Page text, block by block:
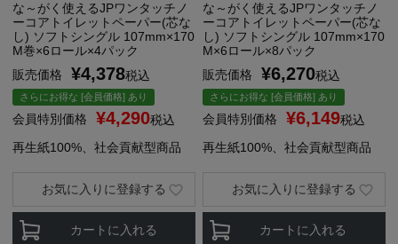
な～がく使えるJPワンタッチノ
ーコアトイレットペーパー(芯な
し) ソフトシングル 107mm×170
M巻×6ロール×4パック
販売価格
¥4,378税込
さらにお得な [会員価格] あり
会員特別価格 ¥4,290税込
再生紙100%、社会貢献型商品
カートに入れる
お気に入りに登録する
な～がく使えるJPワンタッチノ
ーコアトイレットペーパー(芯な
し) ソフトシングル 107mm×170
M×6ロール×8パック
販売価格
¥6,270税込
さらにお得な [会員価格] あり
会員特別価格 ¥6,149税込
再生紙100%、社会貢献型商品
カートに入れる
お気に入りに登録する